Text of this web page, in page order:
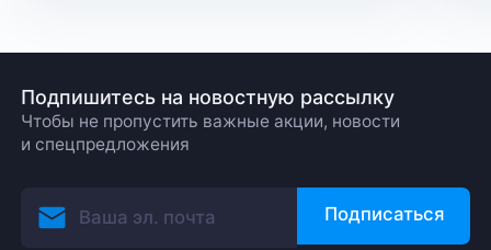
Подпишитесь на новостную рассылку
Чтобы не пропустить важные акции, новости
и спецпредложения
Подписаться